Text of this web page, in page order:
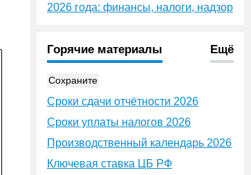
2026 года: финансы, налоги, надзор
Горячие материалы Ещё
Сохраните
Сроки сдачи отчётности 2026
Сроки уплаты налогов 2026
Производственный календарь 2026
Ключевая ставка ЦБ РФ